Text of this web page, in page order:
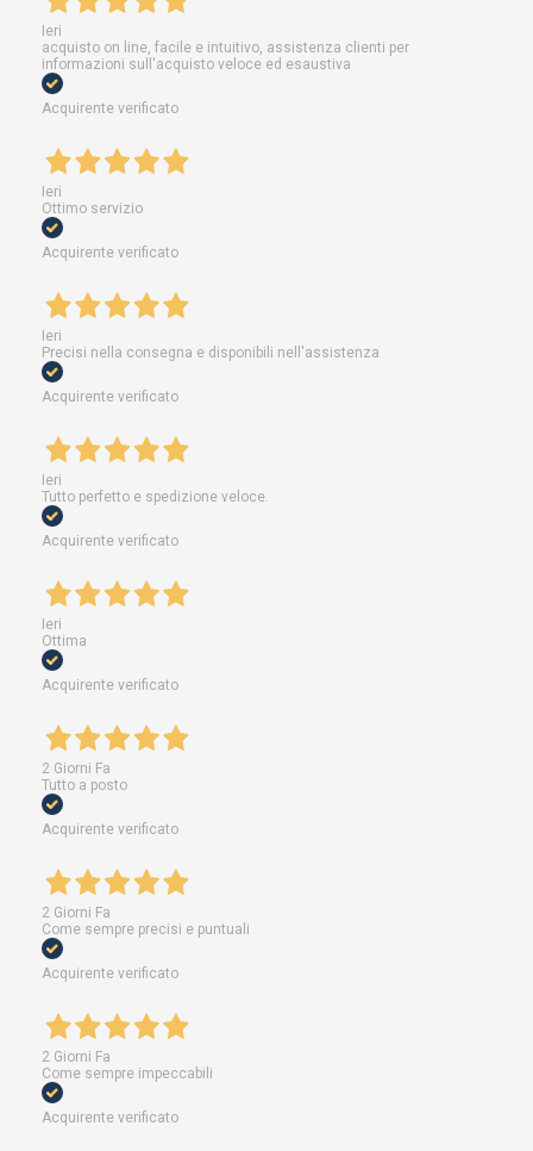
Ieri
acquisto on line, facile e intuitivo, assistenza clienti per
informazioni sull'acquisto veloce ed esaustiva
Acquirente verificato
Ieri
Ottimo servizio
Acquirente verificato
Ieri
Precisi nella consegna e disponibili nell'assistenza
Acquirente verificato
Ieri
Tutto perfetto e spedizione veloce.
Acquirente verificato
Ieri
Ottima
Acquirente verificato
2 Giorni Fa
Tutto a posto
Acquirente verificato
2 Giorni Fa
Come sempre precisi e puntuali
Acquirente verificato
2 Giorni Fa
Come sempre impeccabili
Acquirente verificato